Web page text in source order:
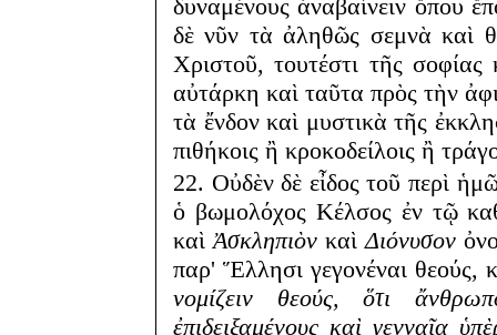
δυναμένους ἀναβαίνειν ὅπου
δὲ νῦν τὰ ἀληθῶς σεμνὰ καὶ
Χριστοῦ, τουτέστι τῆς
αὐτάρκη καὶ ταῦτα πρὸς τὴν
τὰ ἔνδον καὶ μυστικὰ τῆς
πιθήκοις ἢ κροκοδείλοις ἢ
22. Οὐδὲν δὲ εἶδος τοῦ περὶ
ὁ βωμολόχος Κέλσος ἐν τῷ
καὶ Ἀσκληπιὸν καὶΔιόνυσον
παρ' Ἕλλησι γεγονέναι θεούς,
νομίζειν θεούς, ὅτι
ἐπιδειξαμένους καὶ γενναῖα